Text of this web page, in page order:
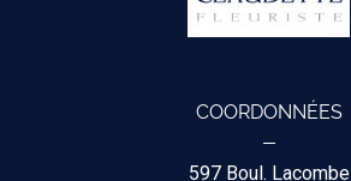
COORDONNÉES
597 Boul. Lacombe